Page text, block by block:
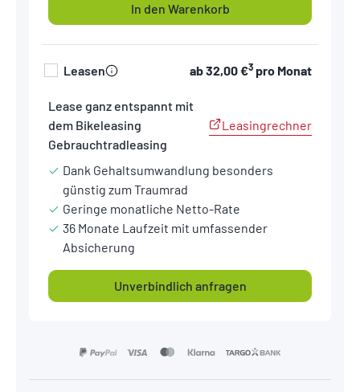
In den Warenkorb
Leasen ab32,00 €3 pro Monat
Lease ganz entspannt mit
dem Bikeleasing
Gebrauchtradleasing
Leasingrechner
Dank Gehaltsumwandlung besonders
günstig zum Traumrad
Geringe monatliche Netto-Rate
36 Monate Laufzeit mit umfassender
Absicherung
Unverbindlich anfragen